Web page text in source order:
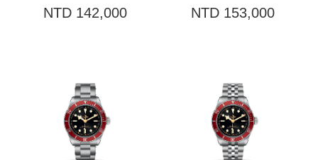
NTD 142,000 NTD 153,000